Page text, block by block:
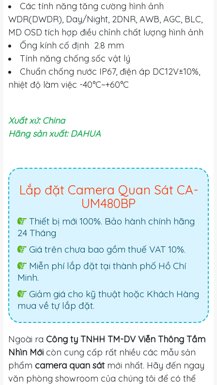
Các tính năng tăng cường hình ảnh
WDR(DWDR), Day/Night, 2DNR, AWB, AGC, BLC,
MD OSD tích hợp điều chỉnh chất lượng hình ảnh
Ống kính cố định 2.8 mm
Tính năng chống sốc vật lý
Chuẩn chống nước IP67, điện áp DC12V±10%,
nhiệt độ làm việc -40°C~+60°C
Xuất xứ: China
Hãng sản xuất: DAHUA
Lắp đặt Camera Quan Sát CA-
UM480BP
Thiết bị mới 100%. Bảo hành chính hãng
24 Tháng
Giá trên chưa bao gồm thuế VAT 10%.
Miễn phí lắp đặt tại thành phố Hồ Chí
Minh.
Giảm giá cho kỹ thuật hoặc Khách Hàng
mua về tự lắp đặt.
Ngoài ra Công ty TNHH TM-DV Viễn Thông Tầm
Nhìn Mới còn cung cấp rất nhiều các mẫu sản
phẩm camera quan sátmới nhất. Hãy đến ngay
văn phòng showroom của chúng tôi để có thể